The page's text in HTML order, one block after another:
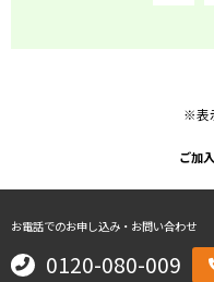
※表
ご加
お電話でのお申し込み・お問い合わせ
0120-080-009